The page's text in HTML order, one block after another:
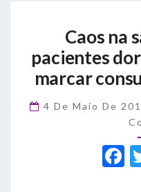
Caos na
pacientes
marcar
4 De Maio De
F